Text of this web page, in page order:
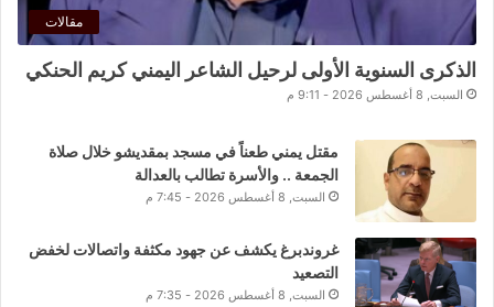
مقالات
الذكرى السنوية الأولى لرحيل الشاعر اليمني كريم الحنكي
السبت, 8 أغسطس 2026 - 9:11 م
مقتل يمني طعناً في مسجد بمقديشو خلال صلاة
الجمعة .. والأسرة تطالب بالعدالة
السبت, 8 أغسطس 2026 - 7:45 م
غروندبرغ يكشف عن جهود مكثفة واتصالات لخفض
التصعيد
السبت, 8 أغسطس 2026 - 7:35 م